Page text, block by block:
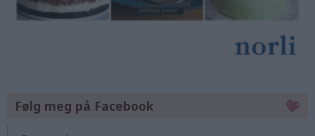
Følg meg på Facebook